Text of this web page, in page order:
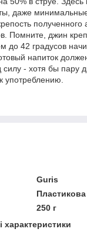
даже
полученного
Помните, джин
до 42 градусов
напиток
- хотя бы пару
употреблению.
Guris
250 г
характеристики